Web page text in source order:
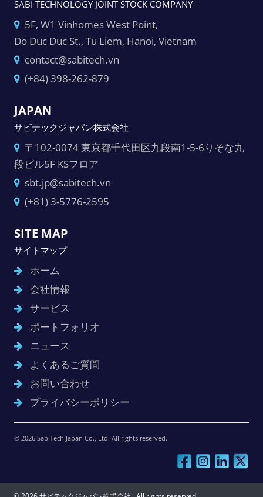
SABI TECHNOLOGY JOINT STOCK COMPANY
5F, W1 Vinhomes West Point,
Do Duc Duc St., Tu Liem, Hanoi, Vietnam
contact@sabitech.vn
(+84) 398-262-879
JAPAN
サビテックジャパン株式会社
〒102-0074 東京都千代田区九段南1-5-6りそな九
段ビル5F KSフロア
sbt.jp@sabitech.vn
(+81) 3-5776-2595
SITE MAP
サイトマップ
ホーム
会社情報
サービス
ポートフォリオ
ニュース
よくあるご質問
お問い合わせ
プライバシーポリシー
© 2026 SabiTech Japan Co., Ltd. All rights reserved.